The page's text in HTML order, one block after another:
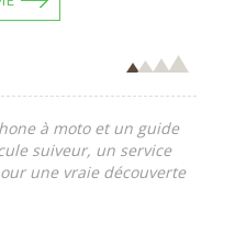
à moto et un guide
suiveur, un service
une vraie découverte